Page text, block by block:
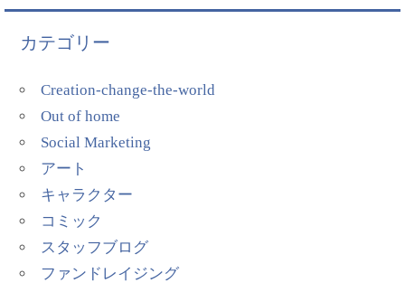
カテゴリー
Creation-change-the-world
Out of home
Social Marketing
アート
キャラクター
コミック
スタッフブログ
ファンドレイジング